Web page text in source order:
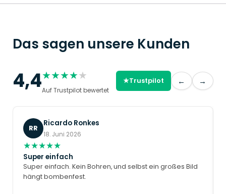
Das sagen unsere Kunden
4,4★★★★★
Auf Trustpilot bewertet
★Trustpilot ← →
RR
Ricardo Ronkes
18. Juni 2026
★★★★★
Super einfach
Super einfach. Kein Bohren, und selbst ein großes Bild
hängt bombenfest.